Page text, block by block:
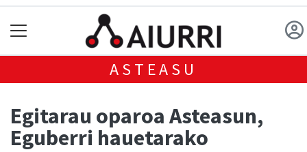
ASTEASU
Egitarau oparoa Asteasun,
Eguberri hauetarako